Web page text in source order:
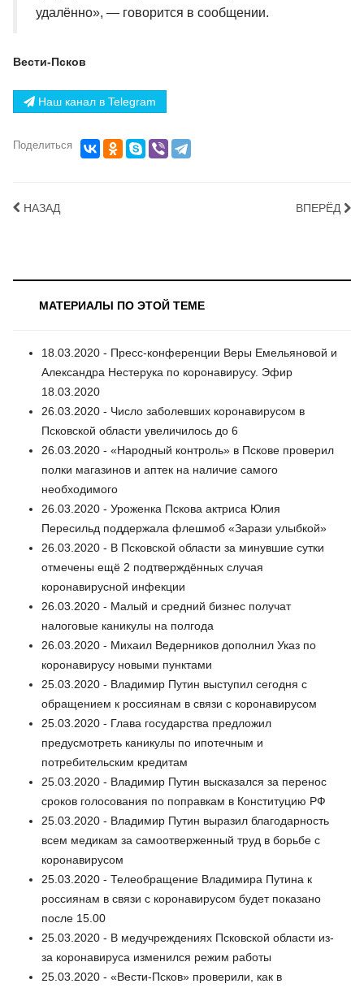
удалённо», — говорится в сообщении.
Вести-Псков
Наш канал в Telegram
Поделиться
НАЗАД ВПЕРЁД
МАТЕРИАЛЫ ПО ЭТОЙ ТЕМЕ
18.03.2020 - Пресс-конференции Веры Емельяновой и
Александра Нестерука по коронавирусу. Эфир
18.03.2020
26.03.2020 - Число заболевших коронавирусом в
Псковской области увеличилось до 6
26.03.2020 - «Народный контроль» в Пскове проверил
полки магазинов и аптек на наличие самого
необходимого
26.03.2020 - Уроженка Пскова актриса Юлия
Пересильд поддержала флешмоб «Зарази улыбкой»
26.03.2020 - В Псковской области за минувшие сутки
отмечены ещё 2 подтверждённых случая
коронавирусной инфекции
26.03.2020 - Малый и средний бизнес получат
налоговые каникулы на полгода
26.03.2020 - Михаил Ведерников дополнил Указ по
коронавирусу новыми пунктами
25.03.2020 - Владимир Путин выступил сегодня с
обращением к россиянам в связи с коронавирусом
25.03.2020 - Глава государства предложил
предусмотреть каникулы по ипотечным и
потребительским кредитам
25.03.2020 - Владимир Путин высказался за перенос
сроков голосования по поправкам в Конституцию РФ
25.03.2020 - Владимир Путин выразил благодарность
всем медикам за самоотверженный труд в борьбе с
коронавирусом
25.03.2020 - Телеобращение Владимира Путина к
россиянам в связи с коронавирусом будет показано
после 15.00
25.03.2020 - В медучреждениях Псковской области из-
за коронавируса изменился режим работы
25.03.2020 - «Вести-Псков» проверили, как в